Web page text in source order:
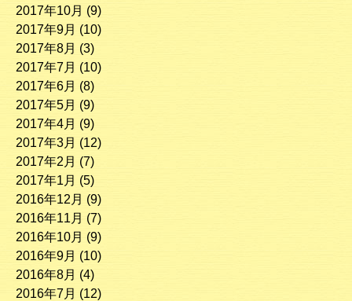
2017年10月 (9)
2017年9月 (10)
2017年8月 (3)
2017年7月 (10)
2017年6月 (8)
2017年5月 (9)
2017年4月 (9)
2017年3月 (12)
2017年2月 (7)
2017年1月 (5)
2016年12月 (9)
2016年11月 (7)
2016年10月 (9)
2016年9月 (10)
2016年8月 (4)
2016年7月 (12)